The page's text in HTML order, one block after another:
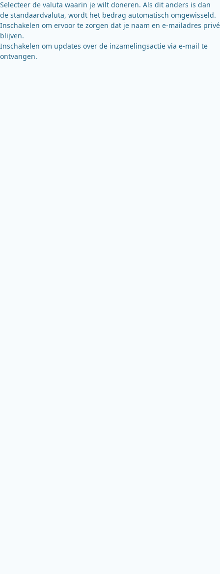
Selecteer de valuta waarin je wilt doneren. Als dit anders is dan
de standaardvaluta, wordt het bedrag automatisch omgewisseld.
Inschakelen om ervoor te zorgen dat je naam en e-mailadres privé
blijven.
Inschakelen om updates over de inzamelingsactie via e-mail te
ontvangen.